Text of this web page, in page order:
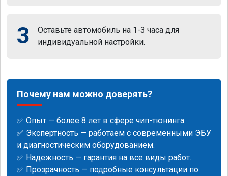
3
Оставьте автомобиль на 1-3 часа для
индивидуальной настройки.
Почему нам можно доверять?
✅ Опыт — более 8 лет в сфере чип-тюнинга.
✅ Экспертность — работаем с современными ЭБУ
и диагностическим оборудованием.
✅ Надежность — гарантия на все виды работ.
✅ Прозрачность — подробные консультации по